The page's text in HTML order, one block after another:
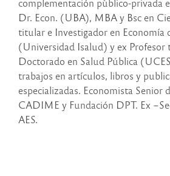
Dr. Econ. (UBA), MBA y Bsc en
titular e Investigador en Economía
(Universidad Isalud) y ex Profesor
Doctorado en Salud Pública
trabajos en artículos, libros y
especializadas. Economista Senior
CADIME y Fundación DPT. Ex
AES.